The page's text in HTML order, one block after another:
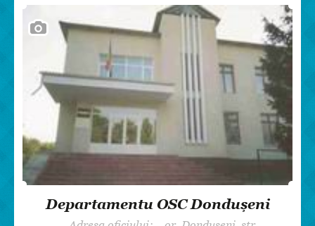
Departamentu OSC Dondușeni